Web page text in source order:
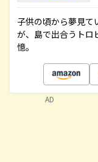
子供の頃から夢見て
が、島で出合うトロ
憶。
AD